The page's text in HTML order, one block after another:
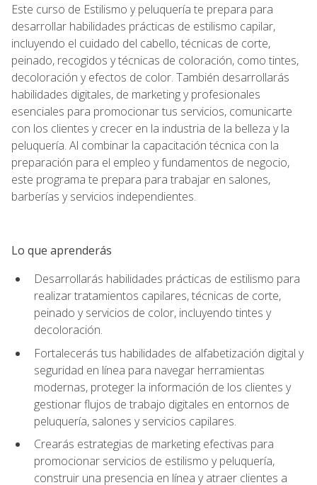
Este curso de Estilismo y peluquería te prepara para
desarrollar habilidades prácticas de estilismo capilar,
incluyendo el cuidado del cabello, técnicas de corte,
peinado, recogidos y técnicas de coloración, como tintes,
decoloración y efectos de color. También desarrollarás
habilidades digitales, de marketing y profesionales
esenciales para promocionar tus servicios, comunicarte
con los clientes y crecer en la industria de la belleza y la
peluquería. Al combinar la capacitación técnica con la
preparación para el empleo y fundamentos de negocio,
este programa te prepara para trabajar en salones,
barberías y servicios independientes.
Lo que aprenderás
Desarrollarás habilidades prácticas de estilismo para
realizar tratamientos capilares, técnicas de corte,
peinado y servicios de color, incluyendo tintes y
decoloración.
Fortalecerás tus habilidades de alfabetización digital y
seguridad en línea para navegar herramientas
modernas, proteger la información de los clientes y
gestionar flujos de trabajo digitales en entornos de
peluquería, salones y servicios capilares.
Crearás estrategias de marketing efectivas para
promocionar servicios de estilismo y peluquería,
construir una presencia en línea y atraer clientes a